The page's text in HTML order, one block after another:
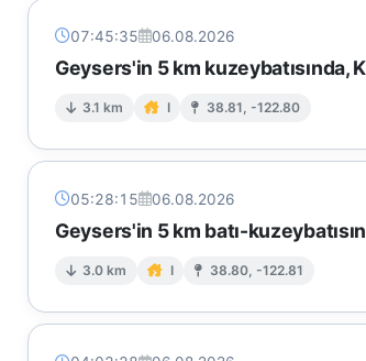
07:45:35 06.08.2026
Geysers'in 5 km kuzeybatısında,
3.1 km I 38.81, -122.80
05:28:15 06.08.2026
Geysers'in 5 km batı-
3.0 km I 38.80, -122.81